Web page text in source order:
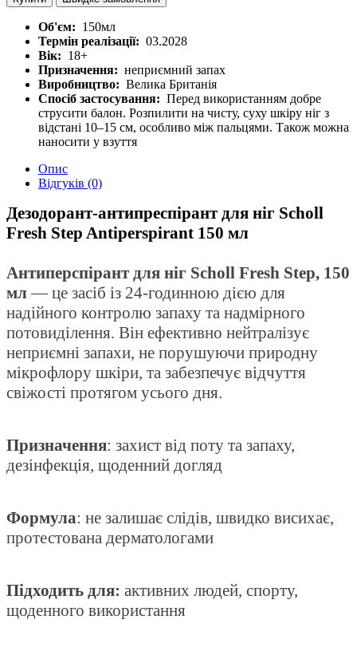
Об'єм: 150мл
Термін реалізації: 03.2028
Вік: 18+
Призначення: неприємний запах
Виробництво: Велика Британія
Спосіб застосування: Перед використанням добре
струсити балон. Розпилити на чисту, суху шкіру ніг з
відстані 10–15 см, особливо між пальцями. Також можна
наносити у взуття
Опис
Відгуків (0)
Дезодорант-антипреспірант для ніг Scholl
Fresh Step Antiperspirant 150 мл
Антиперспірант для ніг Scholl Fresh Step, 150
мл— це засіб із 24-годинною дією для
надійного контролю запаху та надмірного
потовиділення. Він ефективно нейтралізує
неприємні запахи, не порушуючи природну
мікрофлору шкіри, та забезпечує відчуття
свіжості протягом усього дня.
Призначення: захист від поту та запаху,
дезінфекція, щоденний догляд
Формула: не залишає слідів, швидко висихає,
протестована дерматологами
Підходить для: активних людей, спорту,
щоденного використання